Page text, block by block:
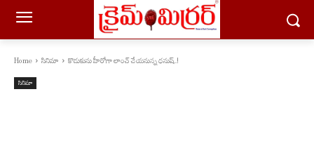
Home సినిమా కొడుకును హీరోగా లాంచ్ చేయనున్న ధనుష్..!
సినిమా